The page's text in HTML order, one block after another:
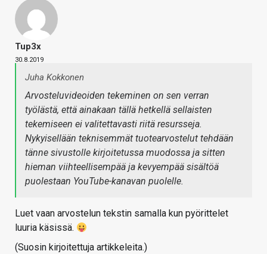
Tup3x
30.8.2019
Juha Kokkonen
Arvosteluvideoiden tekeminen on sen verran
työlästä, että ainakaan tällä hetkellä sellaisten
tekemiseen ei valitettavasti riitä resursseja.
Nykyisellään teknisemmät tuotearvostelut tehdään
tänne sivustolle kirjoitetussa muodossa ja sitten
hieman viihteellisempää ja kevyempää sisältöä
puolestaan YouTube-kanavan puolelle.
Luet vaan arvostelun tekstin samalla kun pyörittelet
luuria käsissä.
(Suosin kirjoitettuja artikkeleita.)